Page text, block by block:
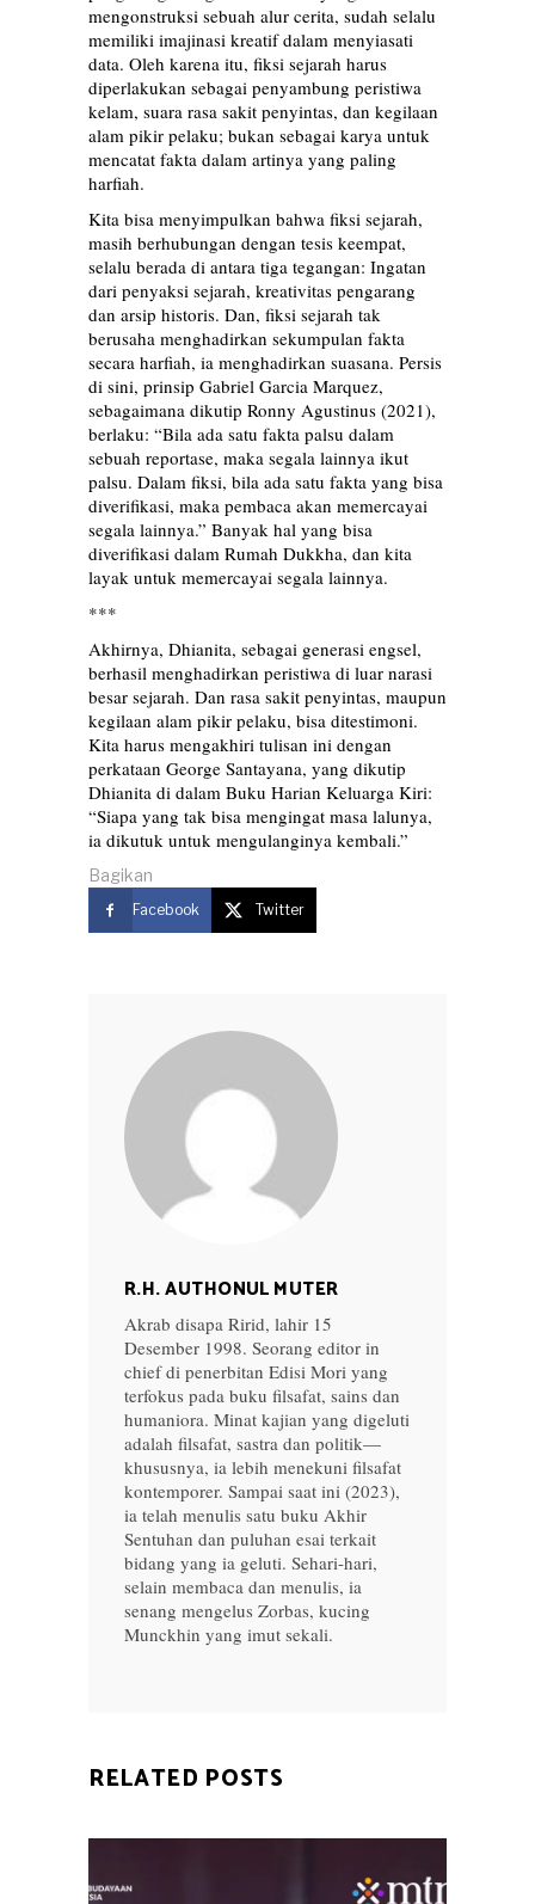
mengonstruksi sebuah alur cerita, sudah selalu
memiliki imajinasi kreatif dalam menyiasati
data. Oleh karena itu, fiksi sejarah harus
diperlakukan sebagai penyambung peristiwa
kelam, suara rasa sakit penyintas, dan kegilaan
alam pikir pelaku; bukan sebagai karya untuk
mencatat fakta dalam artinya yang paling
harfiah.
Kita bisa menyimpulkan bahwa fiksi sejarah,
masih berhubungan dengan tesis keempat,
selalu berada di antara tiga tegangan: Ingatan
dari penyaksi sejarah, kreativitas pengarang
dan arsip historis. Dan, fiksi sejarah tak
berusaha menghadirkan sekumpulan fakta
secara harfiah, ia menghadirkan suasana. Persis
di sini, prinsip Gabriel Garcia Marquez,
sebagaimana dikutip Ronny Agustinus (2021),
berlaku: “Bila ada satu fakta palsu dalam
sebuah reportase, maka segala lainnya ikut
palsu. Dalam fiksi, bila ada satu fakta yang bisa
diverifikasi, maka pembaca akan memercayai
segala lainnya.” Banyak hal yang bisa
diverifikasi dalam Rumah Dukkha, dan kita
layak untuk memercayai segala lainnya.
***
Akhirnya, Dhianita, sebagai generasi engsel,
berhasil menghadirkan peristiwa di luar narasi
besar sejarah. Dan rasa sakit penyintas, maupun
kegilaan alam pikir pelaku, bisa ditestimoni.
Kita harus mengakhiri tulisan ini dengan
perkataan George Santayana, yang dikutip
Dhianita di dalam Buku Harian Keluarga Kiri:
“Siapa yang tak bisa mengingat masa lalunya,
ia dikutuk untuk mengulanginya kembali.”
Bagikan
Facebook Twitter
R.H. AUTHONUL MUTER
Akrab disapa Ririd, lahir 15
Desember 1998. Seorang editor in
chief di penerbitan Edisi Mori yang
terfokus pada buku filsafat, sains dan
humaniora. Minat kajian yang digeluti
adalah filsafat, sastra dan politik—
khususnya, ia lebih menekuni filsafat
kontemporer. Sampai saat ini (2023),
ia telah menulis satu buku Akhir
Sentuhan dan puluhan esai terkait
bidang yang ia geluti. Sehari-hari,
selain membaca dan menulis, ia
senang mengelus Zorbas, kucing
Munckhin yang imut sekali.
RELATED POSTS